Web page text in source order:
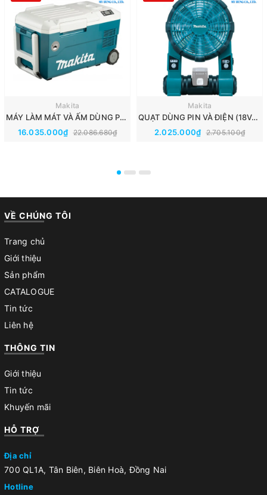
Makita
MÁY LÀM MÁT VÀ ẤM DÙNG PIN(20L)(40V/18V/AC) MAKITA CW001GZ01
16.035.000₫ 22.086.680₫
Makita
QUẠT DÙNG PIN VÀ ĐIỆN (18V/14.4V/AC) MAKITA DCF201Z
2.025.000₫ 2.705.100₫
VỀ CHÚNG TÔI
Trang chủ
Giới thiệu
Sản phẩm
CATALOGUE
Tin tức
Liên hệ
THÔNG TIN
Giới thiệu
Tin tức
Khuyến mãi
HỖ TRỢ
Địa chỉ
700 QL1A, Tân Biên, Biên Hoà, Đồng Nai
Hotline